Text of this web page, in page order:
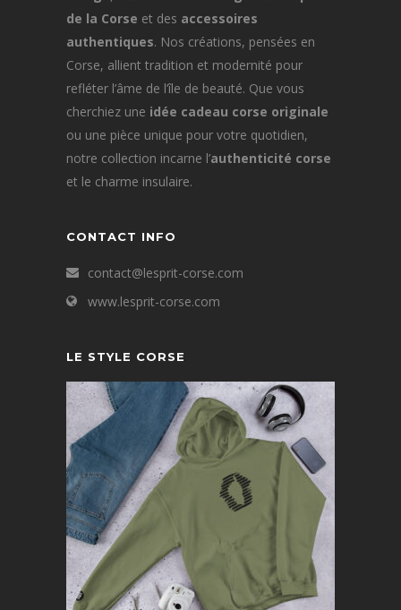
de la Corse et des accessoires
authentiques. Nos créations, pensées en
Corse, allient tradition et modernité pour
refléter l’âme de l’île de beauté. Que vous
cherchiez une idée cadeau corse originale
ou une pièce unique pour votre quotidien,
notre collection incarne l’authenticité corse
et le charme insulaire.
CONTACT INFO
contact@lesprit-corse.com
www.lesprit-corse.com
LE STYLE CORSE